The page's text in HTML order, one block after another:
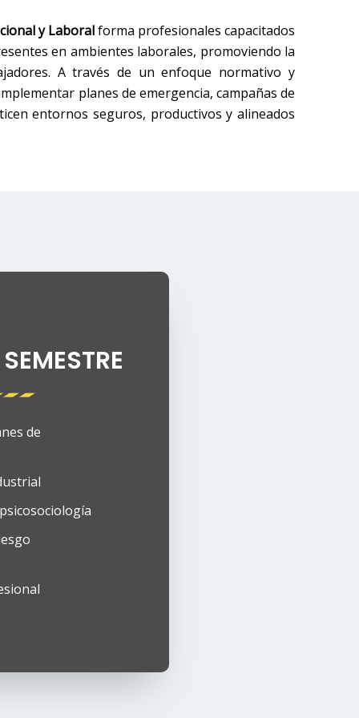
y Laboralforma profesionales capacitados
en ambientes laborales, promoviendo la
A través de un enfoque normativo y
planes de emergencia, campañas de
entornos seguros, productivos y alineados
de